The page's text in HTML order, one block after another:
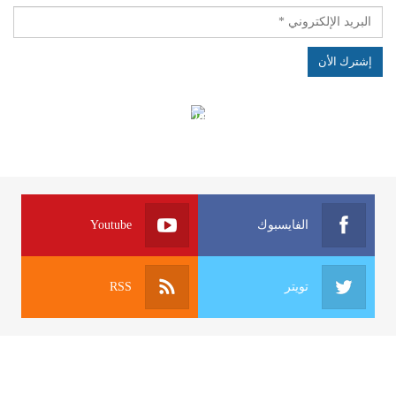
الهياكل الخاضعة لقانون النفاذ إلى المعلومة
الفايسبوك Youtube
تويتر RSS